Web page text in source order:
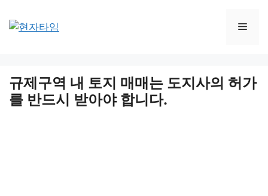
규제구역 내 토지 매매는 도지사의 허가
를 반드시 받아야 합니다.